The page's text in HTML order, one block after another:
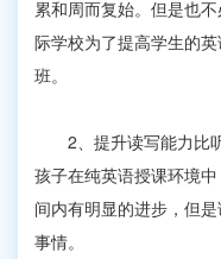
累和周而复始。但是也
际学校为了提高学生的
班。
2、提升读写能力比
孩子在纯英语授课环境
间内有明显的进步，但
事情。